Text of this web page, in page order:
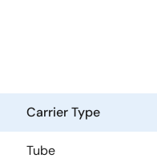
Carrier Type
Tube